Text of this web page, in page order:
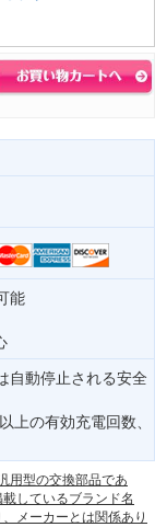
能
自動停止される安全
上の有効充電回数、
用型の交換部品であ
しているブランド名
メーカーとは関係あり